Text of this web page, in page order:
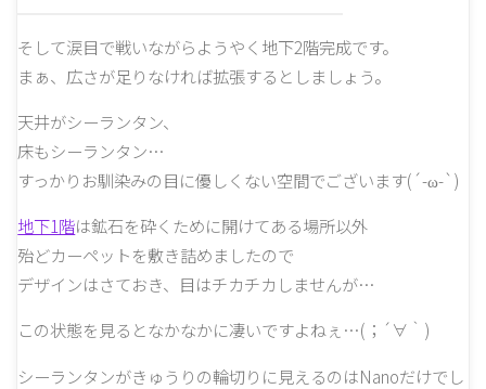
そして涙目で戦いながらようやく地下2階完成です。
まぁ、広さが足りなければ拡張するとしましょう。
天井がシーランタン、
床もシーランタン…
すっかりお馴染みの目に優しくない空間でございます(´-ω-`)
地下1階は鉱石を砕くために開けてある場所以外
殆どカーペットを敷き詰めましたので
デザインはさておき、目はチカチカしませんが…
この状態を見るとなかなかに凄いですよねぇ…(；´∀｀)
シーランタンがきゅうりの輪切りに見えるのはNanoだけでし